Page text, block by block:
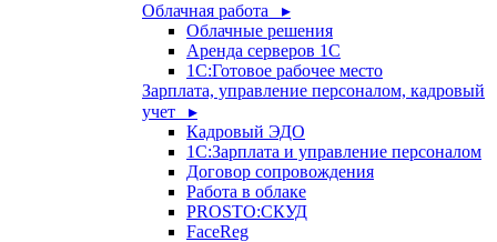
Облачная работа ▸
Облачные решения
Аренда серверов 1С
1C:Готовое рабочее место
Зарплата, управление персоналом, кадровый
учет ▸
Кадровый ЭДО
1С:Зарплата и управление персоналом
Договор сопровождения
Работа в облаке
PROSTO:СКУД
FaceReg